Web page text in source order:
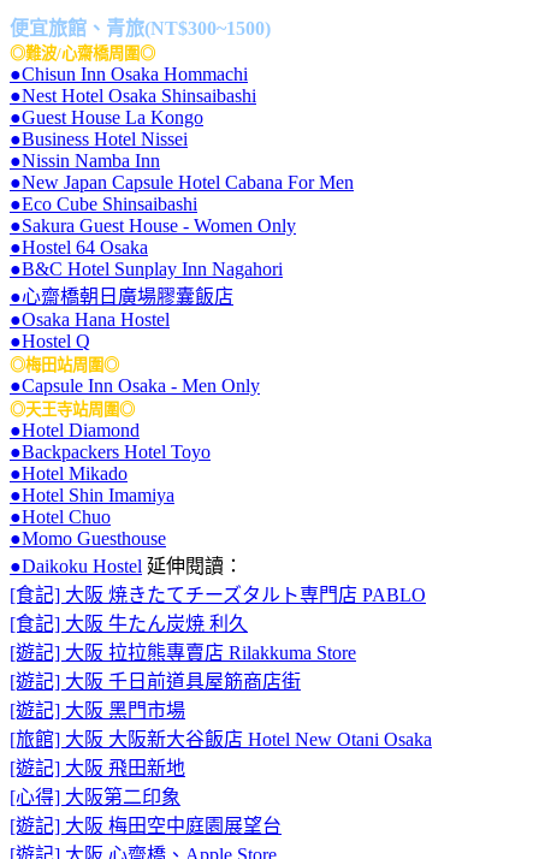
便宜旅館、青旅(NT$300~1500)
◎難波/心齋橋周圍◎
●Chisun Inn Osaka Hommachi
●Nest Hotel Osaka Shinsaibashi
●Guest House La Kongo
●Business Hotel Nissei
●Nissin Namba Inn
●New Japan Capsule Hotel Cabana For Men
●Eco Cube Shinsaibashi
●Sakura Guest House - Women Only
●Hostel 64 Osaka
●B&C Hotel Sunplay Inn Nagahori
●心齋橋朝日廣場膠囊飯店
●Osaka Hana Hostel
●Hostel Q
◎梅田站周圍◎
●Capsule Inn Osaka - Men Only
◎天王寺站周圍◎
●Hotel Diamond
●Backpackers Hotel Toyo
●Hotel Mikado
●Hotel Shin Imamiya
●Hotel Chuo
●Momo Guesthouse
●Daikoku Hostel 延伸閱讀：
[食記] 大阪 焼きたてチーズタルト専門店 PABLO
[食記] 大阪 牛たん炭焼 利久
[遊記] 大阪 拉拉熊專賣店 Rilakkuma Store
[遊記] 大阪 千日前道具屋筋商店街
[遊記] 大阪 黑門市場
[旅館] 大阪 大阪新大谷飯店 Hotel New Otani Osaka
[遊記] 大阪 飛田新地
[心得] 大阪第二印象
[遊記] 大阪 梅田空中庭園展望台
[遊記] 大阪 心齋橋、Apple Store